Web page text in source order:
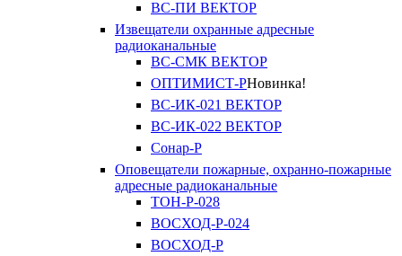
ВС-ПИ ВЕКТОР
Извещатели охранные адресные
радиоканальные
ВС-СМК ВЕКТОР
ОПТИМИСТ-РНовинка!
ВС-ИК-021 ВЕКТОР
ВС-ИК-022 ВЕКТОР
Сонар-Р
Оповещатели пожарные, охранно-пожарные
адресные радиоканальные
ТОН-Р-028
ВОСХОД-Р-024
ВОСХОД-Р